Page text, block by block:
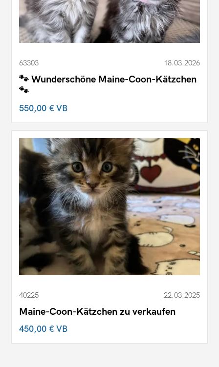
63303 18.03.2026
🐾 Wunderschöne Maine-Coon-Kätzchen
🐾
550,00 €VB
40225 22.03.2025
Maine-Coon-Kätzchen zu verkaufen
450,00 €VB